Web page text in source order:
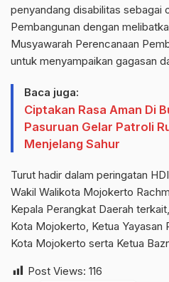
penyandang disabilitas sebagai
Pembangunan dengan
Musyawarah Perencanaan
untuk menyampaikan gagasan
Baca juga:
Ciptakan Rasa Aman Di
Pasuruan Gelar Patroli
Menjelang Sahur
Turut hadir dalam peringatan
Wakil Walikota Mojokerto
Kepala Perangkat Daerah
Kota Mojokerto, Ketua Yayasan
Kota Mojokerto serta Ketua
Post Views: 116